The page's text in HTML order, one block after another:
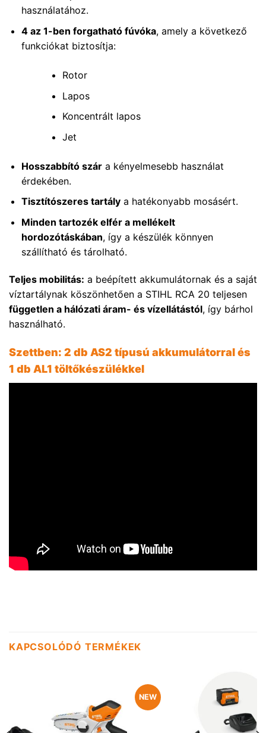
használatához.
4 az 1-ben forgatható fúvóka, amely a következő
funkciókat biztosítja:
Rotor
Lapos
Koncentrált lapos
Jet
Hosszabbító szára kényelmesebb használat
érdekében.
Tisztítószeres tartálya hatékonyabb mosásért.
Minden tartozék elfér a mellékelt
hordozótáskában, így a készülék könnyen
szállítható és tárolható.
Teljes mobilitás: a beépített akkumulátornak és a saját
víztartálynak köszönhetően a STIHL RCA 20 teljesen
független a hálózati áram- és vízellátástól, így bárhol
használható.
Szettben: 2 db AS2 típusú akkumulátorral és
1 db AL1 töltőkészülékkel
KAPCSOLÓDÓ TERMÉKEK
NEW